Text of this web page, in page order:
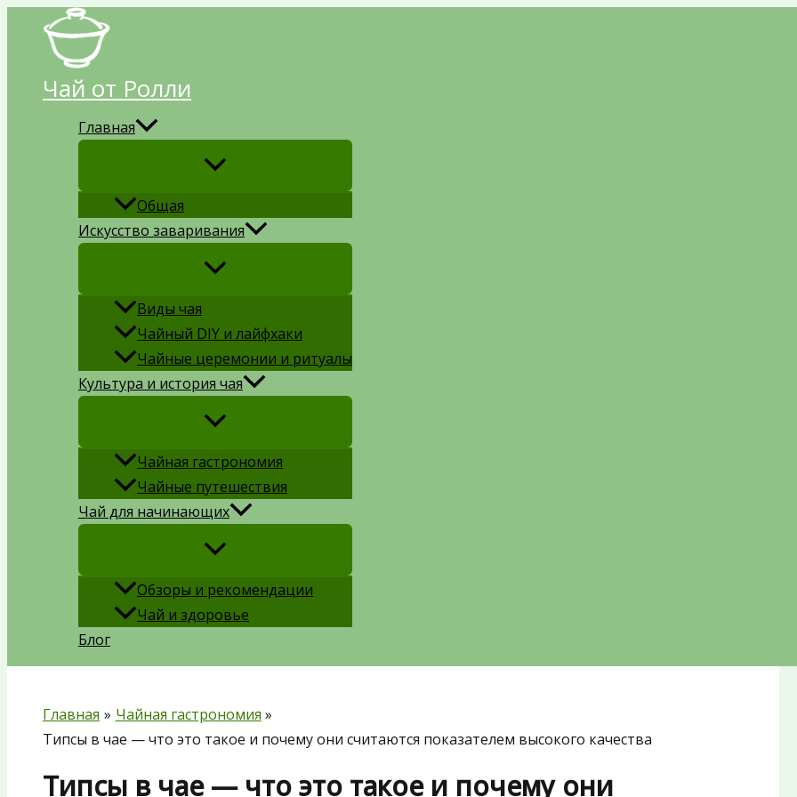
Перейти
содержимому
Чай от Ролли
Главная
Общая
Искусство заваривания
Виды чая
Чайный DIY и лайфхаки
Чайные церемонии и ритуалы
Культура и история чая
Чайная гастрономия
Чайные путешествия
Чай для начинающих
Обзоры и рекомендации
Чай и здоровье
Блог
Главная
Чайная гастрономия
Типсы в чае — что это такое и почему они считаются показателем высокого качества
Типсы в чае — что это такое и почему они